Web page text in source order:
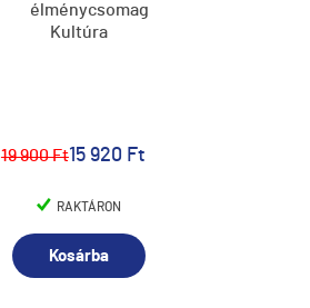
élménycsomag,
Kultúra
19 900 Ft15 920 Ft
RAKTÁRON
Kosárba